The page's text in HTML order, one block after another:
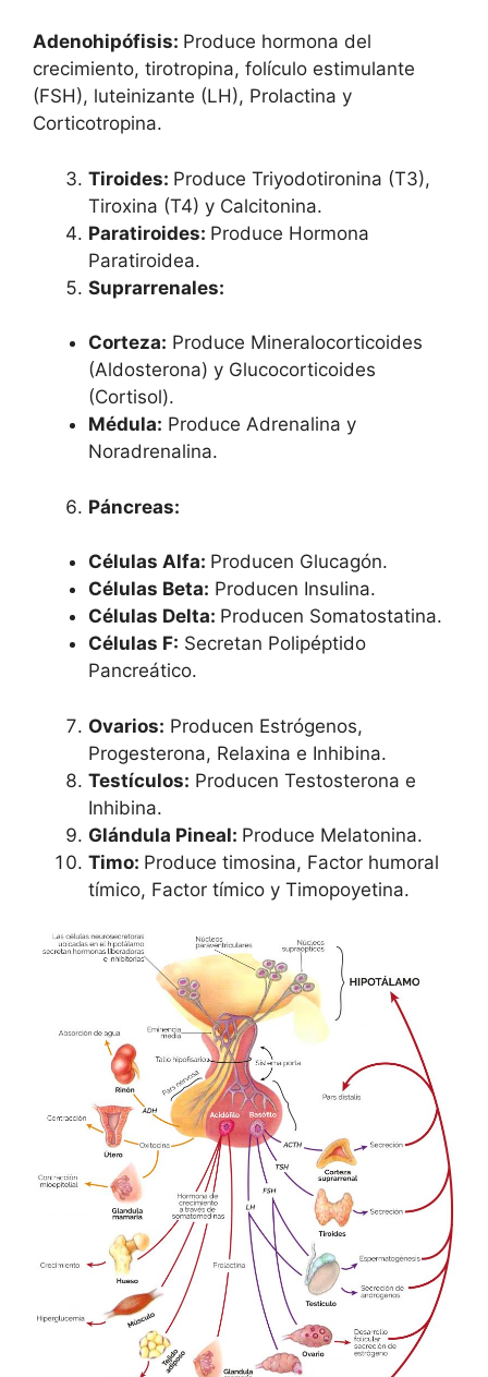
Adenohipófisis: Produce hormona del
crecimiento, tirotropina, folículo estimulante
(FSH), luteinizante (LH), Prolactina y
Corticotropina.
Tiroides: Produce Triyodotironina (T3),
Tiroxina (T4) y Calcitonina.
Paratiroides: Produce Hormona
Paratiroidea.
Suprarrenales:
Corteza: Produce Mineralocorticoides
(Aldosterona) y Glucocorticoides
(Cortisol).
Médula: Produce Adrenalina y
Noradrenalina.
Páncreas:
Células Alfa: Producen Glucagón.
Células Beta: Producen Insulina.
Células Delta: Producen Somatostatina.
Células F: Secretan Polipéptido
Pancreático.
Ovarios: Producen Estrógenos,
Progesterona, Relaxina e Inhibina.
Testículos: Producen Testosterona e
Inhibina.
Glándula Pineal: Produce Melatonina.
Timo: Produce timosina, Factor humoral
tímico, Factor tímico y Timopoyetina.